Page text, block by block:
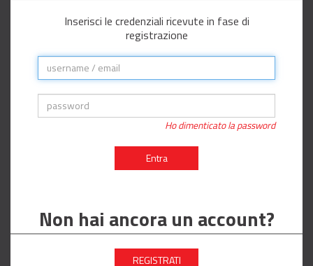
Inserisci le credenziali ricevute in fase di
registrazione
Ho dimenticato la password
Entra
Non hai ancora un account?
REGISTRATI